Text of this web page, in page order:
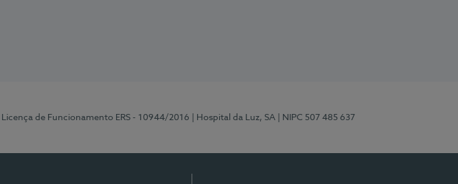
| Licença de Funcionamento ERS - 10944/2016 | Hospital da Luz, SA | NIPC 507 485 637